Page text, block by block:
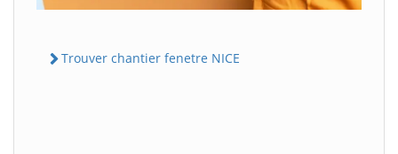
Trouver chantier fenetre NICE